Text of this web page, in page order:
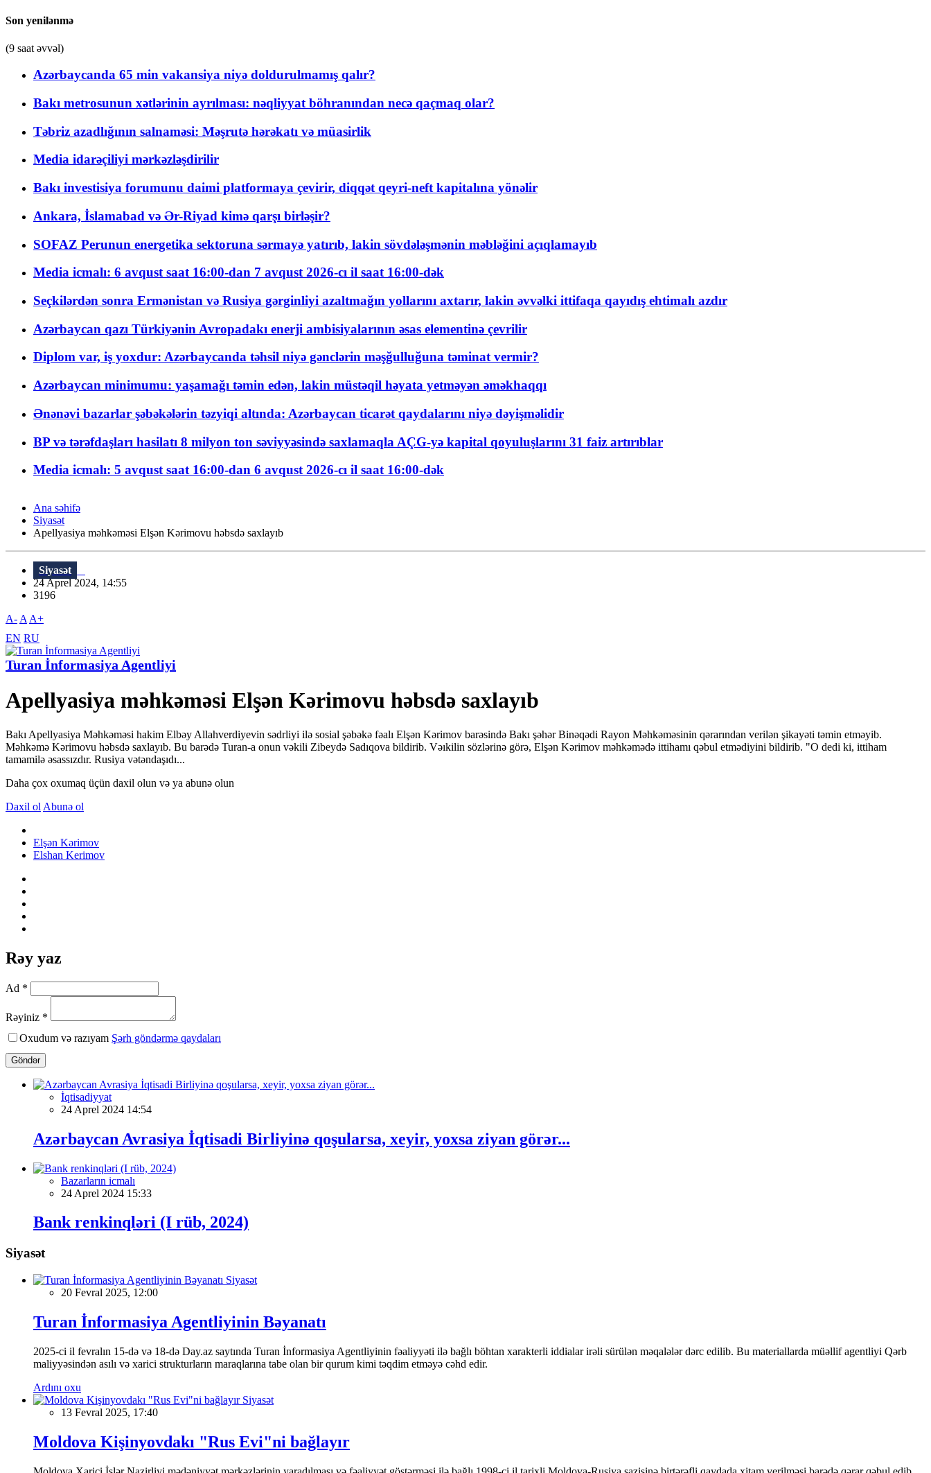
Son yenilənmə
(9 saat əvvəl)
Azərbaycanda 65 min vakansiya niyə doldurulmamış qalır?
Bakı metrosunun xətlərinin ayrılması: nəqliyyat böhranından necə qaçmaq olar?
Təbriz azadlığının salnaməsi: Məşrutə hərəkatı və müasirlik
Media idarəçiliyi mərkəzləşdirilir
Bakı investisiya forumunu daimi platformaya çevirir, diqqət qeyri-neft kapitalına yönəlir
Ankara, İslamabad və Ər-Riyad kimə qarşı birləşir?
SOFAZ Perunun energetika sektoruna sərmayə yatırıb, lakin sövdələşmənin məbləğini açıqlamayıb
Media icmalı: 6 avqust saat 16:00-dan 7 avqust 2026-cı il saat 16:00-dək
Seçkilərdən sonra Ermənistan və Rusiya gərginliyi azaltmağın yollarını axtarır, lakin əvvəlki ittifaqa qayıdış ehtimalı azdır
Azərbaycan qazı Türkiyənin Avropadakı enerji ambisiyalarının əsas elementinə çevrilir
Diplom var, iş yoxdur: Azərbaycanda təhsil niyə gənclərin məşğulluğuna təminat vermir?
Azərbaycan minimumu: yaşamağı təmin edən, lakin müstəqil həyata yetməyən əməkhaqqı
Ənənəvi bazarlar şəbəkələrin təzyiqi altında: Azərbaycan ticarət qaydalarını niyə dəyişməlidir
BP və tərəfdaşları hasilatı 8 milyon ton səviyyəsində saxlamaqla AÇG-yə kapital qoyuluşlarını 31 faiz artırıblar
Media icmalı: 5 avqust saat 16:00-dan 6 avqust 2026-cı il saat 16:00-dək
Ana səhifə
Siyasət
Apellyasiya məhkəməsi Elşən Kərimovu həbsdə saxlayıb
Siyasət
24 Aprel 2024, 14:55
3196
A- A A+
EN RU
Turan İnformasiya Agentliyi
Apellyasiya məhkəməsi Elşən Kərimovu həbsdə saxlayıb
Bakı Apellyasiya Məhkəməsi hakim Elbəy Allahverdiyevin sədrliyi ilə sosial şəbəkə fəalı Elşən Kərimov barəsində Bakı şəhər Binəqədi Rayon Məhkəməsinin qərarından verilən şikayəti təmin etməyib.
Məhkəmə Kərimovu həbsdə saxlayıb. Bu barədə Turan-a onun vəkili Zibeydə Sadıqova bildirib. Vəıkilin sözlərinə görə, Elşən Kərimov məhkəmədə ittihamı qəbul etmədiyini bildirib. "O dedi ki, ittiham
tamamilə əsassızdır. Rusiya vətəndaşıdı...
Daha çox oxumaq üçün daxil olun və ya abunə olun
Daxil ol Abunə ol
Elşən Kərimov
Elshan Kerimov
Rəy yaz
Ad *
Rəyiniz *
Oxudum və razıyam Şərh göndərmə qaydaları
Göndər
İqtisadiyyat
24 Aprel 2024 14:54
Azərbaycan Avrasiya İqtisadi Birliyinə qoşularsa, xeyir, yoxsa ziyan görər...
Bazarların icmalı
24 Aprel 2024 15:33
Bank renkinqləri (I rüb, 2024)
Siyasət
Siyasət
20 Fevral 2025, 12:00
Turan İnformasiya Agentliyinin Bəyanatı
2025-ci il fevralın 15-də və 18-də Day.az saytında Turan İnformasiya Agentliyinin fəaliyyəti ilə bağlı böhtan xarakterli iddialar irəli sürülən məqalələr dərc edilib. Bu materiallarda müəllif agentliyi Qərb
maliyyəsindən asılı və xarici strukturların maraqlarına tabe olan bir qurum kimi təqdim etməyə cəhd edir.
Ardını oxu
Siyasət
13 Fevral 2025, 17:40
Moldova Kişinyovdakı "Rus Evi"ni bağlayır